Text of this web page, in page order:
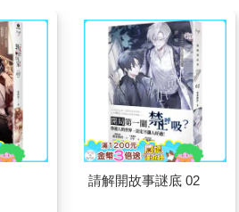
請解開故事謎底 02